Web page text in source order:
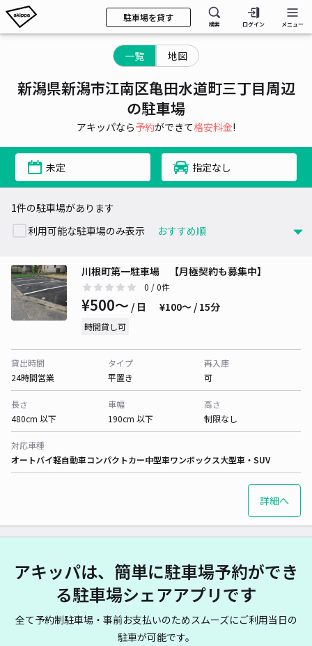
駐車場を貸す
検索 ログイン メニュー
一覧 地図
新潟県新潟市江南区亀田水道町三丁目周辺
の駐車場
アキッパなら予約ができて格安料金!
未定 指定なし
1件の駐車場があります
利用可能な駐車場のみ表示
川根町第一駐車場 【月極契約も募集中】
0 / 0件
¥500〜 / 日 ¥100〜 / 15分
時間貸し可
貸出時間
24時間営業
タイプ
平置き
再入庫
可
長さ
480cm 以下
車幅
190cm 以下
高さ
制限なし
対応車種
オートバイ軽自動車コンパクトカー中型車ワンボックス大型車・SUV
詳細へ
アキッパは、簡単に駐車場予約ができ
る駐車場シェアアプリです
全て予約制駐車場・事前お支払いのためスムーズにご利用当日の
駐車が可能です。